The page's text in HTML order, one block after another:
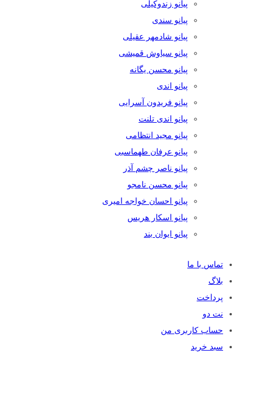
پیانو زندوکیلی
پیانو سندی
پیانو شادمهر عقیلی
پیانو سیاوش قمیشی
پیانو محسن یگانه
پیانو اندی
پیانو فریدون آسرایی
پیانو اندی تلنت
پیانو مجید انتظامی
پیانو عرفان طهماسبی
پیانو ناصر چشم آذر
پیانو محسن نامجو
پیانو احسان خواجه امیری
پیانو اسکار هریس
پیانو ایوان بند
تماس با ما
بلاگ
پرداخت
نت دو
حساب کاربری من
سبد خرید